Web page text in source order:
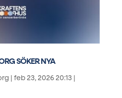
SÖKER NYA
| feb 23, 2026 20:13